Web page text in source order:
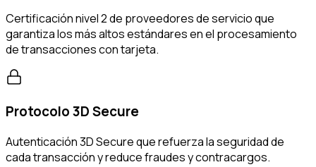
Certificación nivel 2 de proveedores de servicio que
garantiza los más altos estándares en el procesamiento
de transacciones con tarjeta.
Protocolo 3D Secure
Autenticación 3D Secure que refuerza la seguridad de
cada transacción y reduce fraudes y contracargos.